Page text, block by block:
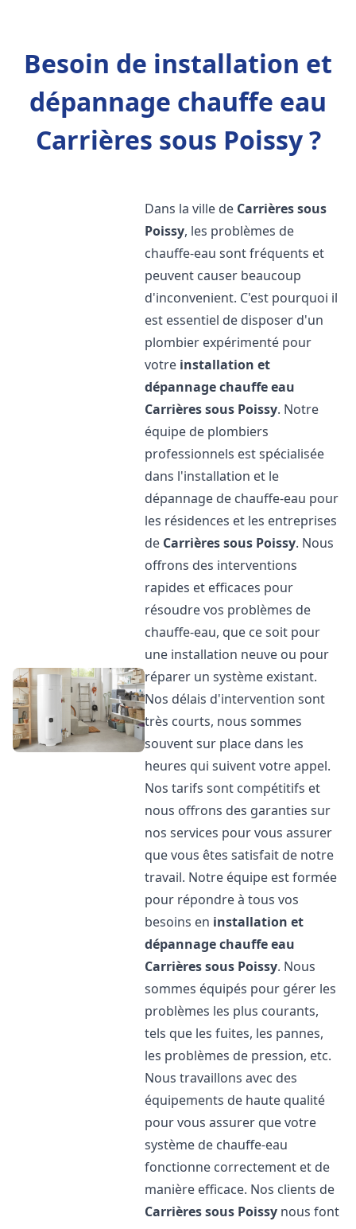
Besoin de installation et
dépannage chauffe eau
Carrières sous Poissy ?
Dans la ville de Carrières sous
Poissy, les problèmes de
chauffe-eau sont fréquents et
peuvent causer beaucoup
d'inconvenient. C'est pourquoi il
est essentiel de disposer d'un
plombier expérimenté pour
votre installation et
dépannage chauffe eau
Carrières sous Poissy. Notre
équipe de plombiers
professionnels est spécialisée
dans l'installation et le
dépannage de chauffe-eau pour
les résidences et les entreprises
de Carrières sous Poissy. Nous
offrons des interventions
rapides et efficaces pour
résoudre vos problèmes de
chauffe-eau, que ce soit pour
une installation neuve ou pour
réparer un système existant.
Nos délais d'intervention sont
très courts, nous sommes
souvent sur place dans les
heures qui suivent votre appel.
Nos tarifs sont compétitifs et
nous offrons des garanties sur
nos services pour vous assurer
que vous êtes satisfait de notre
travail. Notre équipe est formée
pour répondre à tous vos
besoins en installation et
dépannage chauffe eau
Carrières sous Poissy. Nous
sommes équipés pour gérer les
problèmes les plus courants,
tels que les fuites, les pannes,
les problèmes de pression, etc.
Nous travaillons avec des
équipements de haute qualité
pour vous assurer que votre
système de chauffe-eau
fonctionne correctement et de
manière efficace. Nos clients de
Carrières sous Poissy nous font